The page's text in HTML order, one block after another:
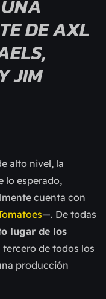
DE AXL
JIM
alto nivel, la
lo esperado,
cuenta con
—. De todas
lugar de los
tercero de todos los
producción